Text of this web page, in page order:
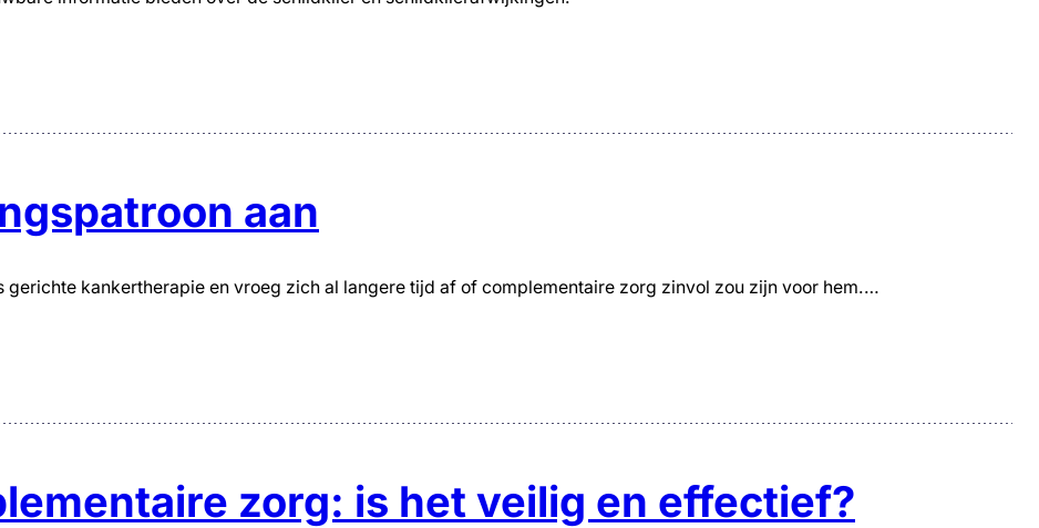
aan
gerichte kankertherapie en vroeg zich al langere tijd af of complementaire zorg zinvol zou zijn voor hem.…
zorg: is het veilig en effectief?